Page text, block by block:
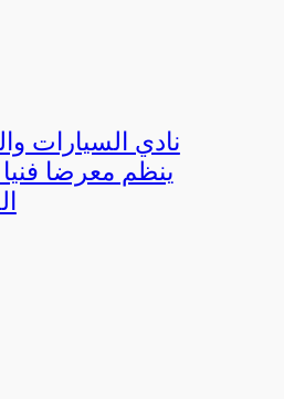
نادي السيارات
ينظم معرضا